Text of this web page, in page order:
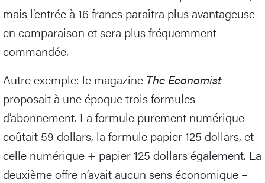
mais l’entrée à 16 francs paraîtra plus avantageuse
en comparaison et sera plus fréquemment
commandée.
Autre exemple: le magazine The Economist
proposait à une époque trois formules
d’abonnement. La formule purement numérique
coûtait 59 dollars, la formule papier 125 dollars, et
celle numérique + papier 125 dollars également. La
deuxième offre n’avait aucun sens économique –